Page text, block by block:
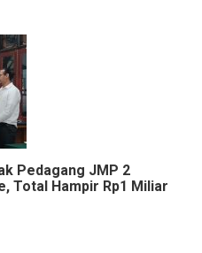
Pedagang JMP 2
Total Hampir Rp1 Miliar